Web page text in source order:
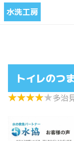
水洗工房
トイレのつ
★★★★★
★★★★★多治